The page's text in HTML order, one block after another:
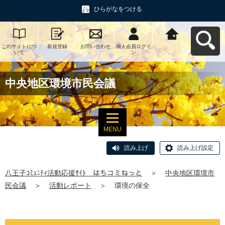
ひらがなをつける
このサイトにつ
いて
新規登録 お問い合わせ
個人会員ログイ
ン
八王子ｺﾐｭﾆﾃｨ活
動応援ｻｲﾄ はち
コミねっとへ戻
る
中央地区環境市民会議
MENU
読み上げ 読み上げ設定
八王子ｺﾐｭﾆﾃｨ活動応援ｻｲﾄ はちコミねっと ＞
中央地区環境市
民会議
＞ 活動レポート ＞ 環境の保全